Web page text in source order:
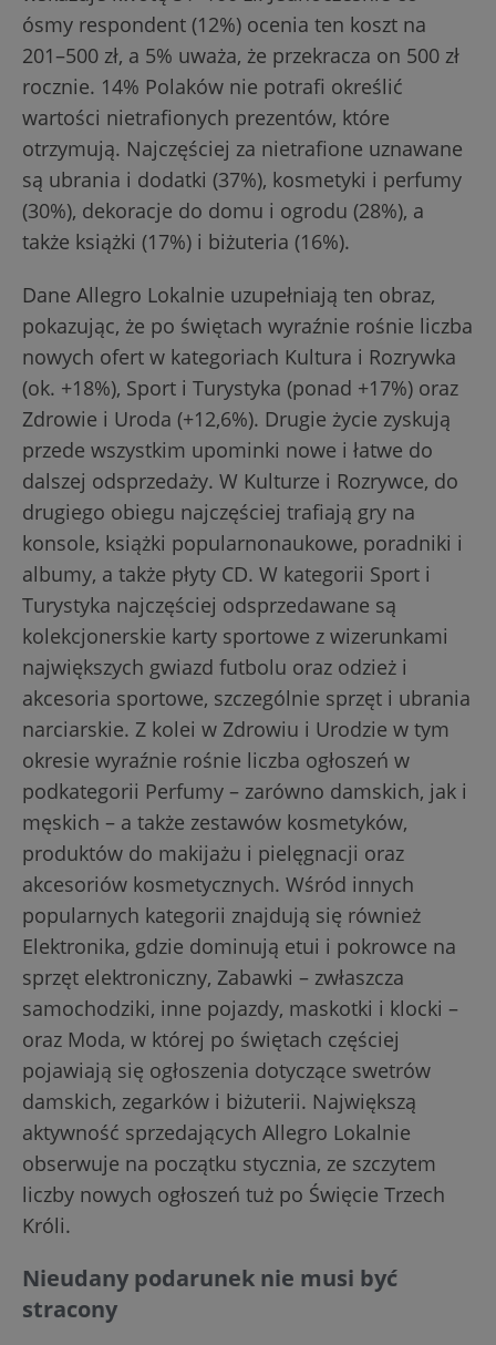
ósmy respondent (12%) ocenia ten koszt na
201–500 zł, a 5% uważa, że przekracza on 500 zł
rocznie. 14% Polaków nie potrafi określić
wartości nietrafionych prezentów, które
otrzymują. Najczęściej za nietrafione uznawane
są ubrania i dodatki (37%), kosmetyki i perfumy
(30%), dekoracje do domu i ogrodu (28%), a
także książki (17%) i biżuteria (16%).
Dane Allegro Lokalnie uzupełniają ten obraz,
pokazując, że po świętach wyraźnie rośnie liczba
nowych ofert w kategoriach Kultura i Rozrywka
(ok. +18%), Sport i Turystyka (ponad +17%) oraz
Zdrowie i Uroda (+12,6%). Drugie życie zyskują
przede wszystkim upominki nowe i łatwe do
dalszej odsprzedaży. W Kulturze i Rozrywce, do
drugiego obiegu najczęściej trafiają gry na
konsole, książki popularnonaukowe, poradniki i
albumy, a także płyty CD. W kategorii Sport i
Turystyka najczęściej odsprzedawane są
kolekcjonerskie karty sportowe z wizerunkami
największych gwiazd futbolu oraz odzież i
akcesoria sportowe, szczególnie sprzęt i ubrania
narciarskie. Z kolei w Zdrowiu i Urodzie w tym
okresie wyraźnie rośnie liczba ogłoszeń w
podkategorii Perfumy – zarówno damskich, jak i
męskich – a także zestawów kosmetyków,
produktów do makijażu i pielęgnacji oraz
akcesoriów kosmetycznych. Wśród innych
popularnych kategorii znajdują się również
Elektronika, gdzie dominują etui i pokrowce na
sprzęt elektroniczny, Zabawki – zwłaszcza
samochodziki, inne pojazdy, maskotki i klocki –
oraz Moda, w której po świętach częściej
pojawiają się ogłoszenia dotyczące swetrów
damskich, zegarków i biżuterii. Największą
aktywność sprzedających Allegro Lokalnie
obserwuje na początku stycznia, ze szczytem
liczby nowych ogłoszeń tuż po Święcie Trzech
Króli.
Nieudany podarunek nie musi być
stracony